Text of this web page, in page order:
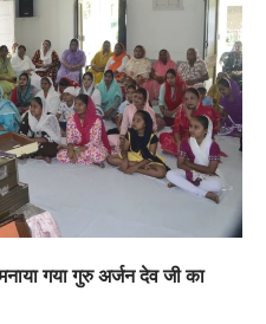
गया गुरु अर्जन देव जी का